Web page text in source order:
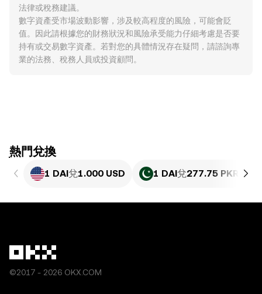
法律或稅務建議。
數字資產受市場波動影響，涉及較高程度的風險，可能會貶
值。因此請根據您的財務狀況和風險承受能力仔細考慮是否要
持有或交易數字資產。若對您的具體情況存在疑問，請諮詢專
業的法務、稅務人員或投資顧問。
ִִִִִִִִִִִִִִִִִִִִִִִִִִִִִִִִִִִִִִִִִִִִִִִִ熱門兌換
1 DAI兌1.000 USD 1 DAI兌277.75 PKR
©2017 - 2026 OKX.COM